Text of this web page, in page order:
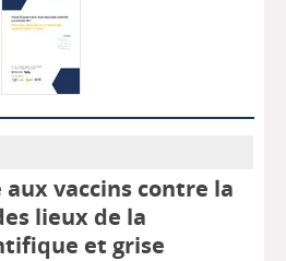
aux vaccins contre la
lieux de la
et grise